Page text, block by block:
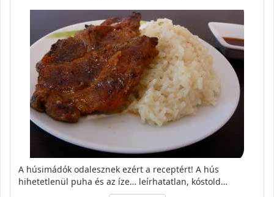
A húsimádók odalesznek ezért a receptért! A hús
hihetetlenül puha és az íze… leírhatatlan, kóstold…